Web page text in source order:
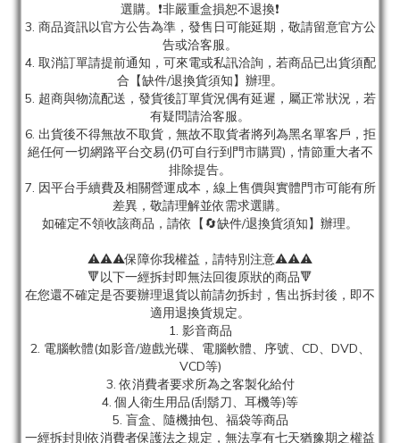
選購。❗非嚴重盒損恕不退換❗
3. 商品資訊以官方公告為準，發售日可能延期，敬請留意官方公
告或洽客服。
4. 取消訂單請提前通知，可來電或私訊洽詢，若商品已出貨須配
合【缺件/退換貨須知】辦理。
5. 超商與物流配送，發貨後訂單貨況偶有延遲，屬正常狀況，若
有疑問請洽客服。
6. 出貨後不得無故不取貨，無故不取貨者將列為黑名單客戶，拒
絕任何一切網路平台交易(仍可自行到門市購買)，情節重大者不
排除提告。
7. 因平台手續費及相關營運成本，線上售價與實體門市可能有所
差異，敬請理解並依需求選購。
如確定不領收該商品，請依【🔄缺件/退換貨須知】辦理。
⚠️⚠️⚠️保障你我權益，請特別注意⚠️⚠️⚠️
🔻以下一經拆封即無法回復原狀的商品🔻
在您還不確定是否要辦理退貨以前請勿拆封，售出拆封後，即不
適用退換貨規定。
1. 影音商品
2. 電腦軟體(如影音/遊戲光碟、電腦軟體、序號、CD、DVD、
VCD等)
3. 依消費者要求所為之客製化給付
4. 個人衛生用品(刮鬍刀、耳機等)等
5. 盲盒、隨機抽包、福袋等商品
一經拆封則依消費者保護法之規定，無法享有七天猶豫期之權益